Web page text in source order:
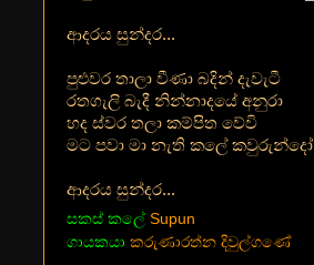
ආදරය සුන්දර...
පුළුවර තාලා වීණා බදින් දැවැටී
රතගැලි බැදී නින්නාදයේ අනුරා
හද ස්වර තලා කම්පිත‍ වේවි
මට පවා මා නැති කලේ කවුරුන්දෝ
ආදරය සුන්දර...
සකස් කලේ Supun
ගායකයා කරුණාරත්න දිවුල්ගණේ